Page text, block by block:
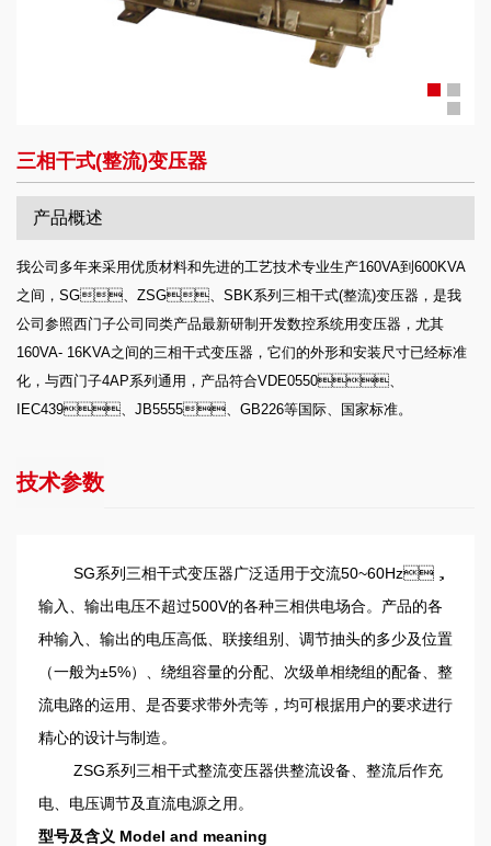
三相干式(整流)变压器
产品概述
我公司多年来采用优质材料和先进的工艺技术专业生产160VA到600KVA
之间，SG、ZSG、SBK系列三相干式(整流)变压器，是我
公司参照西门子公司同类产品最新研制开发数控系统用变压器，尤其
160VA- 16KVA之间的三相干式变压器，它们的外形和安装尺寸已经标准
化，与西门子4AP系列通用，产品符合VDE0550、
IEC439、JB5555、GB226等国际、国家标准。
技术参数
SG系列三相干式变压器广泛适用于交流50~60Hz，
输入、输出电压不超过500V的各种三相供电场合。产品的各
种输入、输出的电压高低、联接组别、调节抽头的多少及位置
（一般为±5%）、绕组容量的分配、次级单相绕组的配备、整
流电路的运用、是否要求带外壳等，均可根据用户的要求进行
精心的设计与制造。
ZSG系列三相干式整流变压器供整流设备、整流后作充
电、电压调节及直流电源之用。
型号及含义 Model and meaning